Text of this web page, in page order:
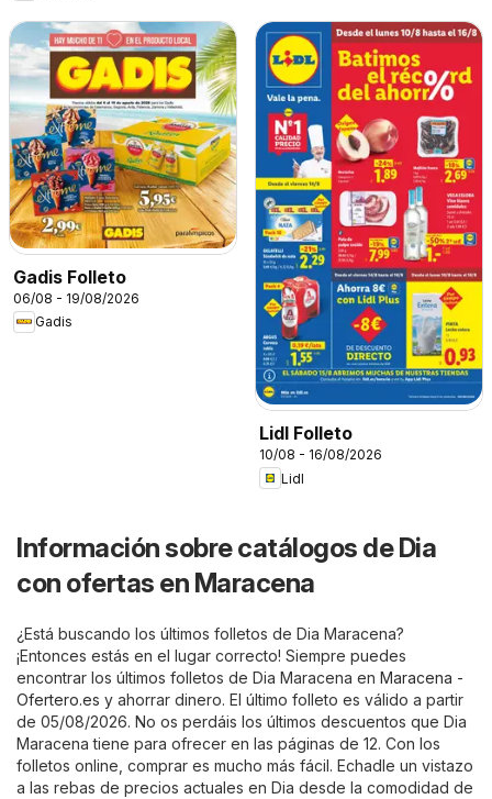
Gadis Folleto
06/08 - 19/08/2026
Gadis
Lidl Folleto
10/08 - 16/08/2026
Lidl
Información sobre catálogos de Dia
con ofertas en Maracena
¿Está buscando los últimos folletos de Dia Maracena?
¡Entonces estás en el lugar correcto! Siempre puedes
encontrar los últimos folletos de Dia Maracena en Maracena -
Ofertero.es y ahorrar dinero. El último folleto es válido a partir
de 05/08/2026. No os perdáis los últimos descuentos que Dia
Maracena tiene para ofrecer en las páginas de 12. Con los
folletos online, comprar es mucho más fácil. Echadle un vistazo
a las rebas de precios actuales en Dia desde la comodidad de